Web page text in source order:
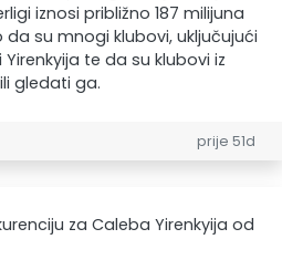
iznosi približno 187 milijuna
da su mnogi klubovi, uključujući
te da su klubovi iz
gledati ga.
prije 51d
za Caleba Yirenkyija od